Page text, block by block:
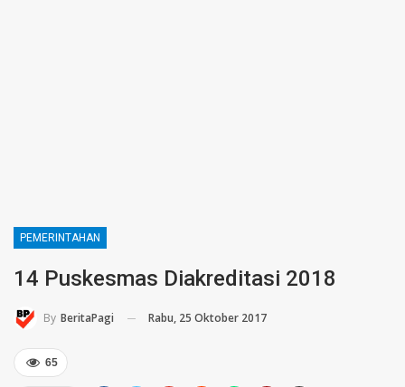
PEMERINTAHAN
14 Puskesmas Diakreditasi 2018
By BeritaPagi Rabu, 25 Oktober 2017
65